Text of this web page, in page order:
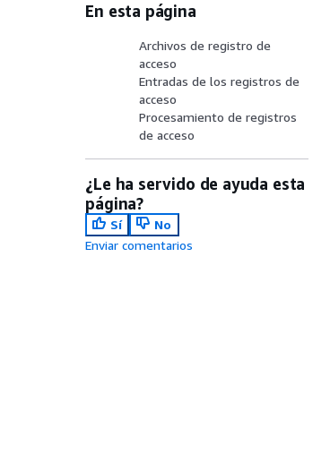
En esta página
Archivos de registro de
acceso
Entradas de los registros de
acceso
Procesamiento de registros
de acceso
¿Le ha servido de ayuda esta
página?
Sí
No
Enviar comentarios